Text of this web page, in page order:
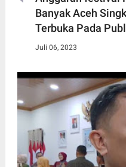
Banyak Aceh
Terbuka Pada
Juli 06, 2023